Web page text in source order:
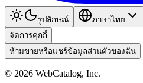
รูปลักษณ์
ภาษาไทย
จัดการคุกกี้
ห้ามขายหรือแชร์ข้อมูลส่วนตัวของฉัน
© 2026 WebCatalog, Inc.